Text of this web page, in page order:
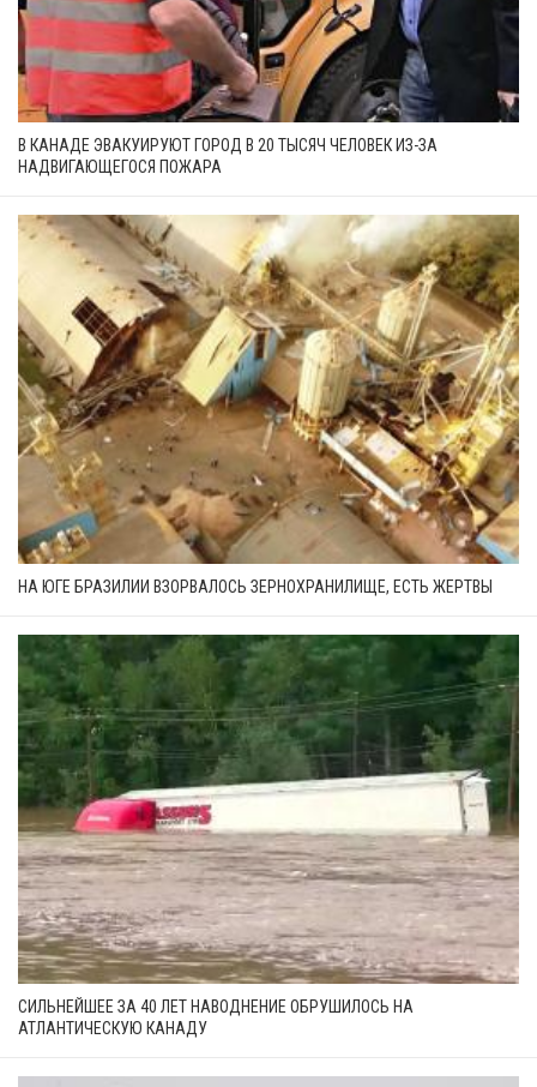
В КАНАДЕ ЭВАКУИРУЮТ ГОРОД В 20 ТЫСЯЧ ЧЕЛОВЕК ИЗ-ЗА
НАДВИГАЮЩЕГОСЯ ПОЖАРА
НА ЮГЕ БРАЗИЛИИ ВЗОРВАЛОСЬ ЗЕРНОХРАНИЛИЩЕ, ЕСТЬ ЖЕРТВЫ
СИЛЬНЕЙШЕЕ ЗА 40 ЛЕТ НАВОДНЕНИЕ ОБРУШИЛОСЬ НА
АТЛАНТИЧЕСКУЮ КАНАДУ